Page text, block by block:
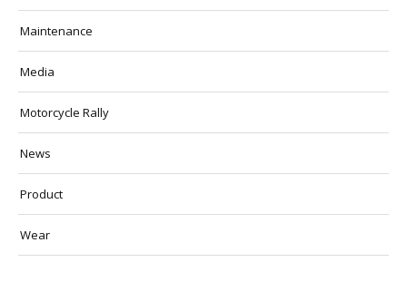
Maintenance
Media
Motorcycle Rally
News
Product
Wear